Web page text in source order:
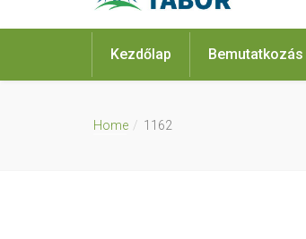
Kezdőlap Bemutatkozás
Home 1162